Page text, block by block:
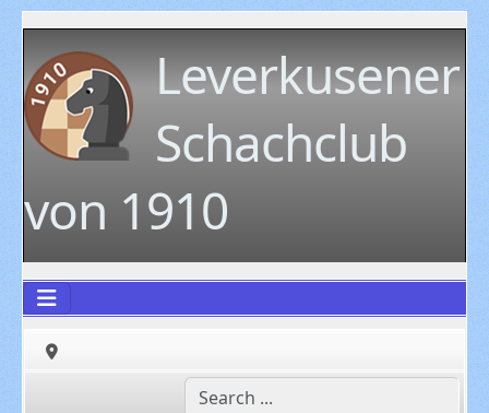
Leverkusener
Schachclub
von 1910